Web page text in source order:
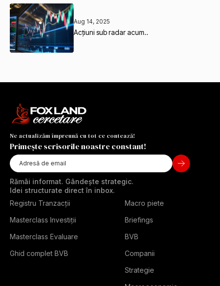
Aug 14, 2025
Acțiuni sub radar acum..
Ne actualizăm împreună cu tot ce contează!
Primește scrisorile noastre constant!
Rămâi informat. Gândește strategic.
Idei structurate direct în inbox.
Registru Tranzacții
Masterclass Investiții
Masterclass Evaluare
Ghid complet BVB
Macro piete
Briefings
BVB
Companii
Strategie